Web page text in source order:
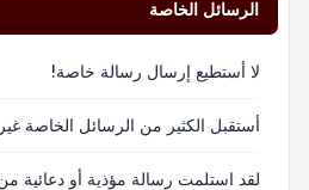
الرسائل الخاصة
لا أستطيع إرسال رسالة خاصة!
أستقبل الكثير من الرسائل الخاصة
لقد استلمت رسالة مؤذية أو